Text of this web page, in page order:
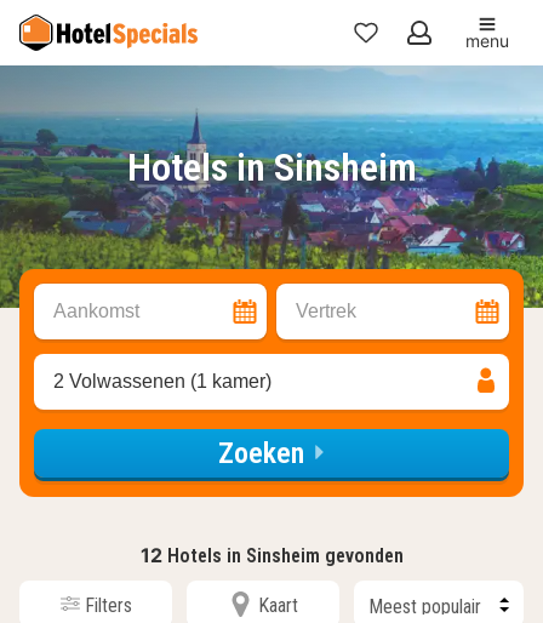
Mijn
menu
Hotels in Sinsheim
Aankomst Vertrek
2 Volwassenen (1 kamer)
Zoeken
12 Hotels in Sinsheim gevonden
Filters Kaart